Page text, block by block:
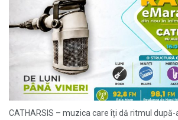
CATHARSIS – muzica care îți dă ritmul